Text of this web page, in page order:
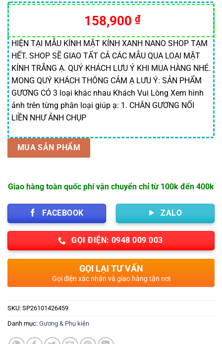
5.00trên 5
dựa trên
30
đánh giá
Giá
gốc
là:
200,000 ₫.
158,900 ₫Giá
hiện
tại
là:
158,900 ₫.
HIỆN TẠI MẪU KÍNH MẶT KÍNH XANH NANO SHOP TẠM
HẾT. SHOP SẼ GIAO TẤT CẢ CÁC MẪU QUA LOẠI MẶT
KÍNH TRẮNG Ạ. QUÝ KHÁCH LƯU Ý KHI MUA HÀNG NHÉ.
MONG QUÝ KHÁCH THÔNG CẢM Ạ LƯU Ý: SẢN PHẨM
GƯƠNG CÓ 3 loại khác nhau Khách Vui Lòng Xem hình
ảnh trên từng phân loại giúp ạ: 1. CHÂN GƯƠNG NỐI
LIỀN NHƯ ẢNH CHỤP
MUA SẢN PHẨM
Giao hàng toàn quốc phí vận chuyển chỉ từ 100k đến 400k
FACEBOOK ZALO
GỌI ĐIỆN: 0948 009 003
GỌI LẠI TƯ VẤN
Gọi điện xác nhận và giao hàng tận nơi
SKU: SP26101426459
Danh mục: Gương & Phụ kiện